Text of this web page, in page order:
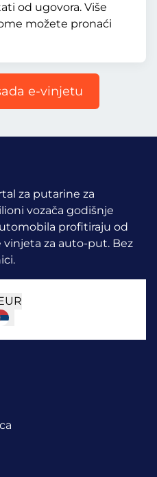
od ugovora. Više
možete pronaći
e-vinjetu
za putarine za
vozača godišnje
profitiraju od
za auto-put. Bez